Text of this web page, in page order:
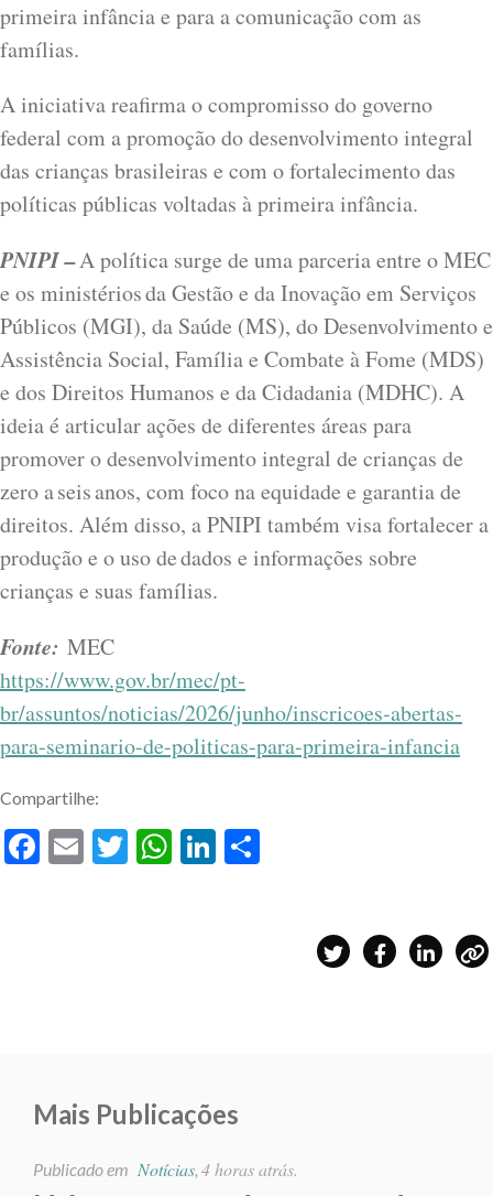
primeira infância e para a comunicação com as
famílias.
A iniciativa reafirma o compromisso do governo
federal com a promoção do desenvolvimento integral
das crianças brasileiras e com o fortalecimento das
políticas públicas voltadas à primeira infância.
PNIPI –A política surge de uma parceria entre o MEC
e os ministérios da Gestão e da Inovação em Serviços
Públicos (MGI), da Saúde (MS), do Desenvolvimento e
Assistência Social, Família e Combate à Fome (MDS)
e dos Direitos Humanos e da Cidadania (MDHC). A
ideia é articular ações de diferentes áreas para
promover o desenvolvimento integral de crianças de
zero a seis anos, com foco na equidade e garantia de
direitos. Além disso, a PNIPI também visa fortalecer a
produção e o uso de dados e informações sobre
crianças e suas famílias.
Fonte: MEC
https://www.gov.br/mec/pt-
br/assuntos/noticias/2026/junho/inscricoes-abertas-
para-seminario-de-politicas-para-primeira-infancia
Compartilhe:
Facebook
EmailTwitterWhatsApp
LinkedIn
Mais Publicações
Publicado em Notícias, 4 horas atrás.